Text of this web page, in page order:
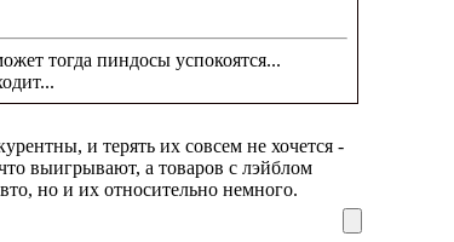
тогда пиндосы успокоятся...
и терять их совсем не хочется -
выигрывают, а товаров с лэйблом
но и их относительно немного.